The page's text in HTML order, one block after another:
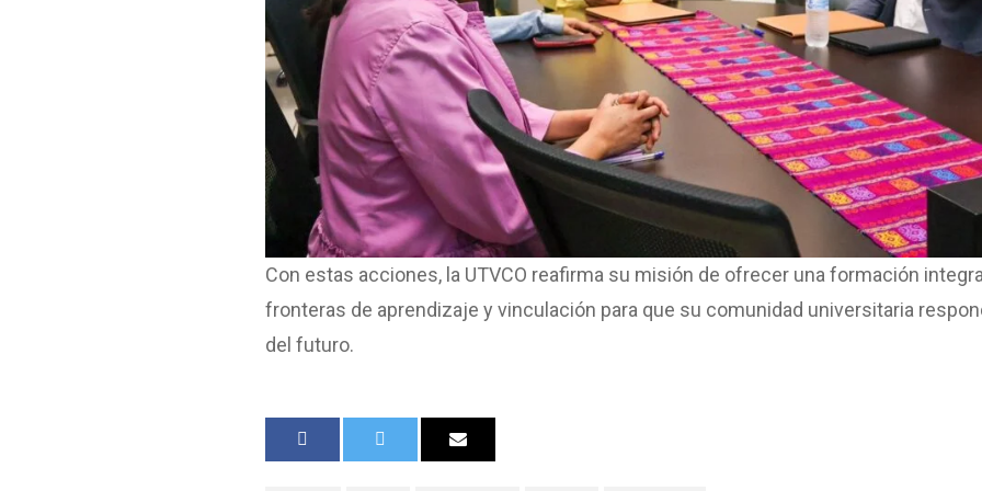
Con estas acciones, la UTVCO reafirma su misión de ofrecer una formación
fronteras de aprendizaje y vinculación para que su comunidad universitaria
del futuro.